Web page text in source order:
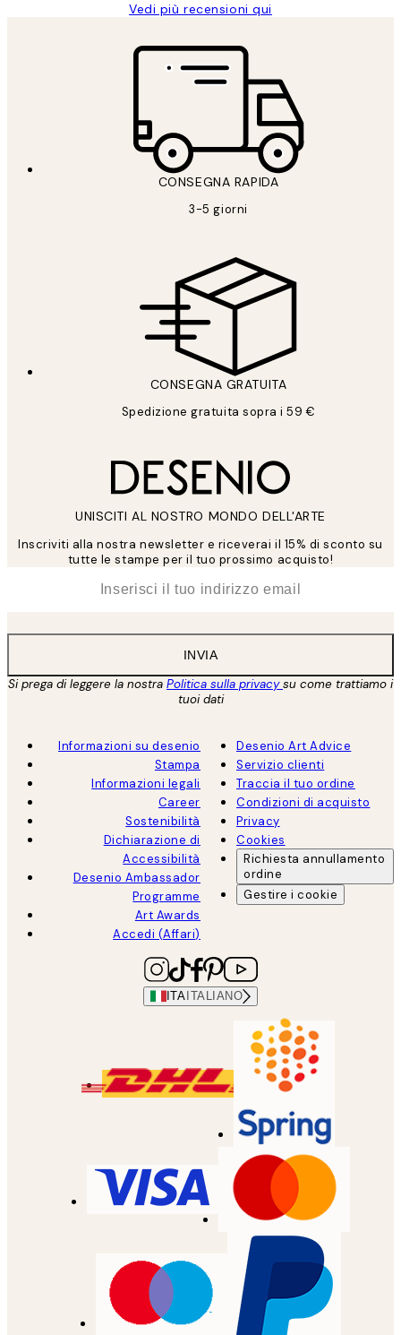
Vedi più recensioni qui
CONSEGNA RAPIDA
3-5 giorni
CONSEGNA GRATUITA
Spedizione gratuita sopra i 59 €
UNISCITI AL NOSTRO MONDO DELL'ARTE
Inscriviti alla nostra newsletter e riceverai il 15% di sconto su
tutte le stampe per il tuo prossimo acquisto!
INVIA
Si prega di leggere la nostra Politica sulla privacysu come trattiamo i
tuoi dati
Informazioni su desenio
Stampa
Informazioni legali
Career
Sostenibilità
Dichiarazione di
Accessibilità
Desenio Ambassador
Programme
Art Awards
Accedi (Affari)
Desenio Art Advice
Servizio clienti
Traccia il tuo ordine
Condizioni di acquisto
Privacy
Cookies
Richiesta annullamento
ordine
Gestire i cookie
ITA ITALIANO